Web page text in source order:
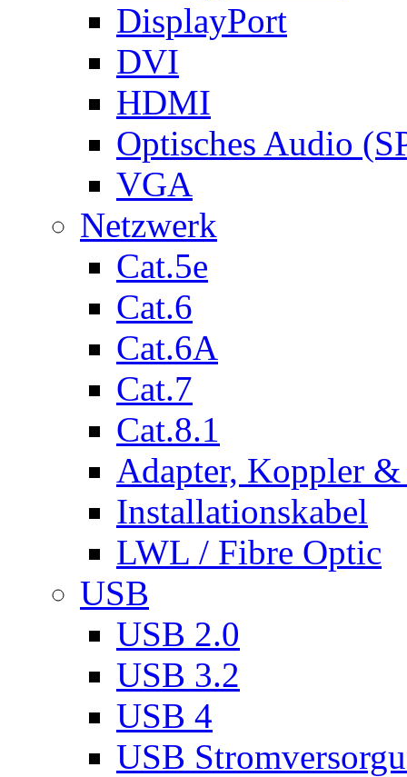
DisplayPort
DVI
HDMI
Optisches Audio
VGA
Netzwerk
Cat.5e
Cat.6
Cat.6A
Cat.7
Cat.8.1
Adapter, Koppler &
Installationskabel
LWL / Fibre Optic
USB
USB 2.0
USB 3.2
USB 4
USB